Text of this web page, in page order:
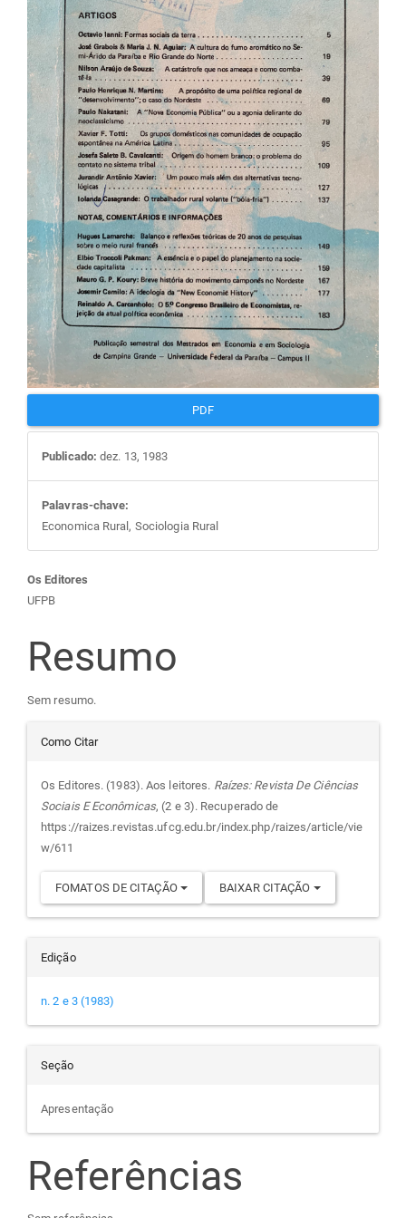
artigos
PDF
Publicado: dez. 13, 1983
Palavras-chave:
Economica Rural, Sociologia Rural
Conteúdo
do
artigo
principal
Os Editores
UFPB
Resumo
Sem resumo.
Detalhes
do
artigo
Como Citar
Os Editores. (1983). Aos leitores. Raízes: Revista De Ciências
Sociais E Econômicas, (2 e 3). Recuperado de
https://raizes.revistas.ufcg.edu.br/index.php/raizes/article/vie
w/611
FOMATOS DE CITAÇÃO BAIXAR CITAÇÃO
Edição
n. 2 e 3 (1983)
Seção
Apresentação
Referências